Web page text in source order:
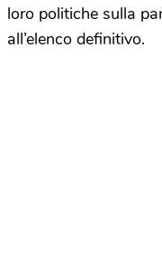
loro politiche sulla
all’elenco definitivo.